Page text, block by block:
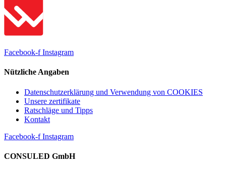
Facebook-f Instagram
Nützliche Angaben
Datenschutzerklärung und Verwendung von COOKIES
Unsere zertifikate
Ratschläge und Tipps
Kontakt
Facebook-f Instagram
CONSULED GmbH